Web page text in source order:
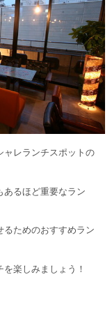
ャレランチスポットの
あるほど重要なラン
るためのおすすめラン
楽しみましょう！